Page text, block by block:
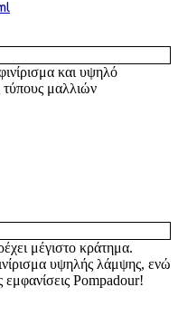
και υψηλό
τύπους μαλλιών
μέγιστο κράτημα.
υψηλής λάμψης, ενώ
εμφανίσεις Pompadour!